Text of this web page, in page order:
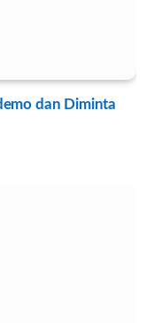
dan Diminta